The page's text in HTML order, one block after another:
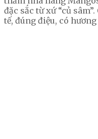
đặc sắc từ xứ “củ
tế, đúng điệu, có